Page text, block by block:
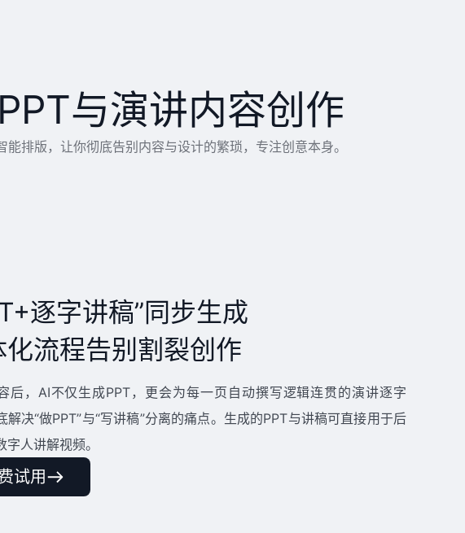
与演讲内容创作
排版，让你彻底告别内容与设计的繁琐，专注创意本身。
逐字讲稿”同步生成
化流程告别割裂创作
后，AI不仅生成PPT，更会为每一页自动撰写逻辑连贯的演讲逐字
解决“做PPT”与“写讲稿”分离的痛点。生成的PPT与讲稿可直接用于后
字人讲解视频。
试用